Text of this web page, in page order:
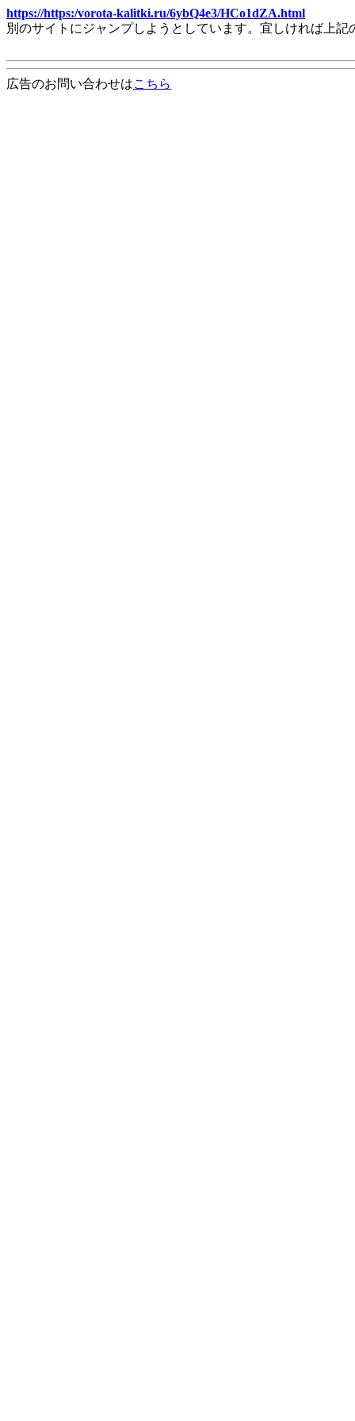
https://https:/vorota-kalitki.ru/6ybQ4e3/HCo1dZA.html
別のサイトにジャンプしようとしています。宜しければ上
広告のお問い合わせはこちら